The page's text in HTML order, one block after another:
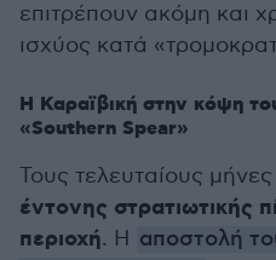
επιτρέπουν ακόμη και
ισχύος κατά
Η Καραϊβική στην κόψη
«Southern Spear»
Τους τελευταίους μήνες
έντονης στρατιωτικής
περιοχή. Η αποστολή